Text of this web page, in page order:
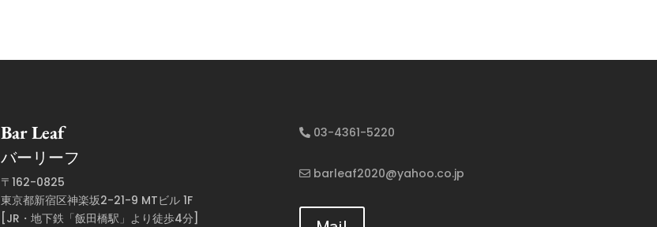
Bar Leaf
バーリーフ
〒162-0825
東京都新宿区神楽坂2-21-9 MTビル 1F
[JR・地下鉄「飯田橋駅」より徒歩4分]
03-4361-5220
barleaf2020@yahoo.co.jp